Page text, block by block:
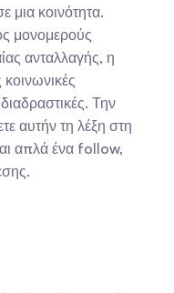
μια κοινότητα.
μονομερούς
ανταλλαγής, η
Την
αυτήν τη λέξη στη
απλά ένα follow,